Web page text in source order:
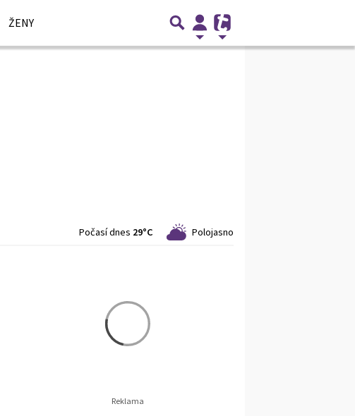
ŽENY
Počasí dnes 29°C Polojasno